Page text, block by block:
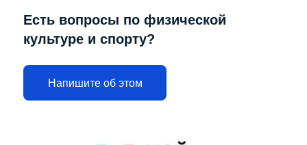
Есть вопросы по физической
культуре и спорту?
Напишите об этом